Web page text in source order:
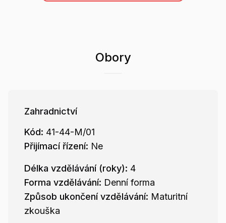
Obory
Zahradnictví
Kód: 41-44-M/01
Přijímací řízení: Ne
Délka vzdělávání (roky): 4
Forma vzdělávání: Denní forma
Způsob ukončení vzdělávání: Maturitní
zkouška